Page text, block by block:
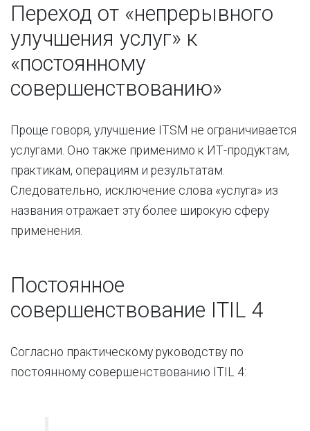
Переход от «непрерывного
улучшения услуг» к
«постоянному
совершенствованию»
Проще говоря, улучшение ITSM не ограничивается
услугами. Оно также применимо к ИТ-продуктам,
практикам, операциям и результатам.
Следовательно, исключение слова «услуга» из
названия отражает эту более широкую сферу
применения.
Постоянное
совершенствование ITIL 4
Согласно практическому руководству по
постоянному совершенствованию ITIL 4: